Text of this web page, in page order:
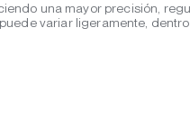
una mayor precisión,
variar ligeramente,